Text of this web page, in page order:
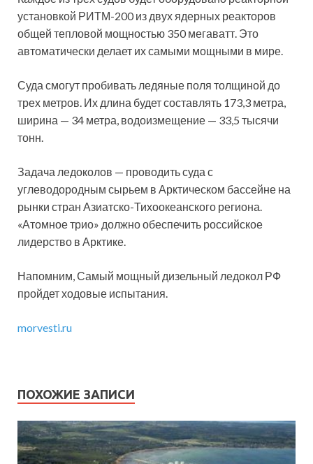
установкой РИТМ-200 из двух ядерных реакторов
общей тепловой мощностью 350 мегаватт. Это
автоматически делает их самыми мощными в мире.
Суда смогут пробивать ледяные поля толщиной до
трех метров. Их длина будет составлять 173,3 метра,
ширина — 34 метра, водоизмещение — 33,5 тысячи
тонн.
Задача ледоколов — проводить суда с
углеводородным сырьем в Арктическом бассейне на
рынки стран Азиатско-Тихоокеанского региона.
«Атомное трио» должно обеспечить российское
лидерство в Арктике.
Напомним, Самый мощный дизельный ледокол РФ
пройдет ходовые испытания.
morvesti.ru
ПОХОЖИЕ ЗАПИСИ